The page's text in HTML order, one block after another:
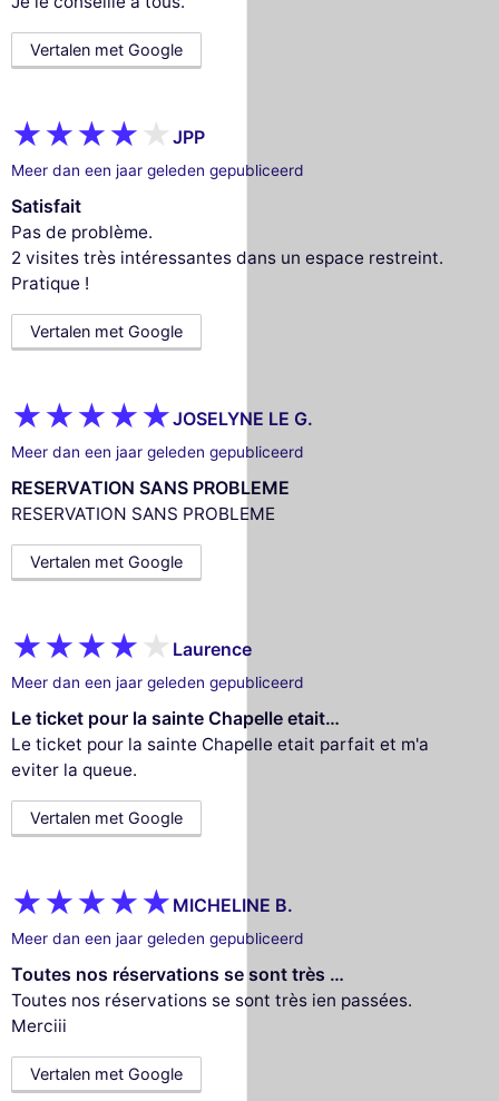
Vertalen met Google
JPP
Meer dan een jaar geleden gepubliceerd
Satisfait
Pas de problème.
2 visites très intéressantes dans un espace restreint.
Pratique !
Vertalen met Google
JOSELYNE LE G.
Meer dan een jaar geleden gepubliceerd
RESERVATION SANS PROBLEME
RESERVATION SANS PROBLEME
Vertalen met Google
Laurence
Meer dan een jaar geleden gepubliceerd
Le ticket pour la sainte Chapelle etait…
Le ticket pour la sainte Chapelle etait parfait et m'a
eviter la queue.
Vertalen met Google
MICHELINE B.
Meer dan een jaar geleden gepubliceerd
Toutes nos réservations se sont très …
Toutes nos réservations se sont très ien passées.
Merciii
Vertalen met Google